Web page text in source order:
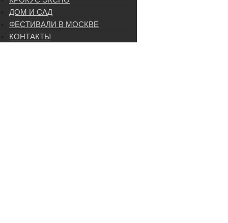
ДОМ И САД
ФЕСТИВАЛИ В МОСКВЕ
КОНТАКТЫ